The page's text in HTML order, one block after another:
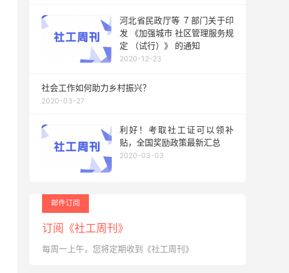
河北省民政厅等 ７部门关于印
发 《加强城市 社区管理服务规
定 （试行）》 的通知
2020-12-23
社会工作如何助力乡村振兴？
2020-03-27
利好！考取社工证可以领补
贴，全国奖励政策最新汇总
2020-03-03
邮件订阅
订阅《社工周刊》
每周一上午，您将定期收到《社工周刊》